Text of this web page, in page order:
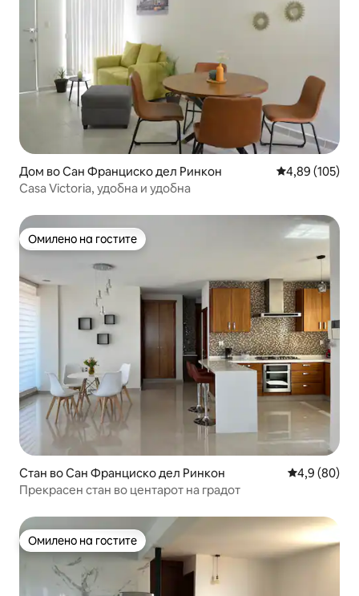
Дом во Сан Франциско дел Ринкон Просечна
4,89 (105)
Casa Victoria, удобна и удобна
Омилено на гостите
Омилено на гостите
Стан во Сан Франциско дел Ринкон Просечна
4,9 (80)
Прекрасен стан во центарот на градот
Омилено на гостите
Омилено на гостите